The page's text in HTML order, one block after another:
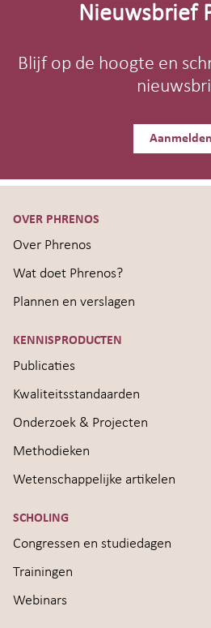
Nieuwsbrief
Blijf op de hoogte en
Aanmelden
OVER PHRENOS
Over Phrenos
Wat doet Phrenos?
Plannen en verslagen
KENNISPRODUCTEN
Publicaties
Kwaliteitsstandaarden
Onderzoek & Projecten
Methodieken
Wetenschappelijke artikelen
SCHOLING
Congressen en studiedagen
Trainingen
Webinars